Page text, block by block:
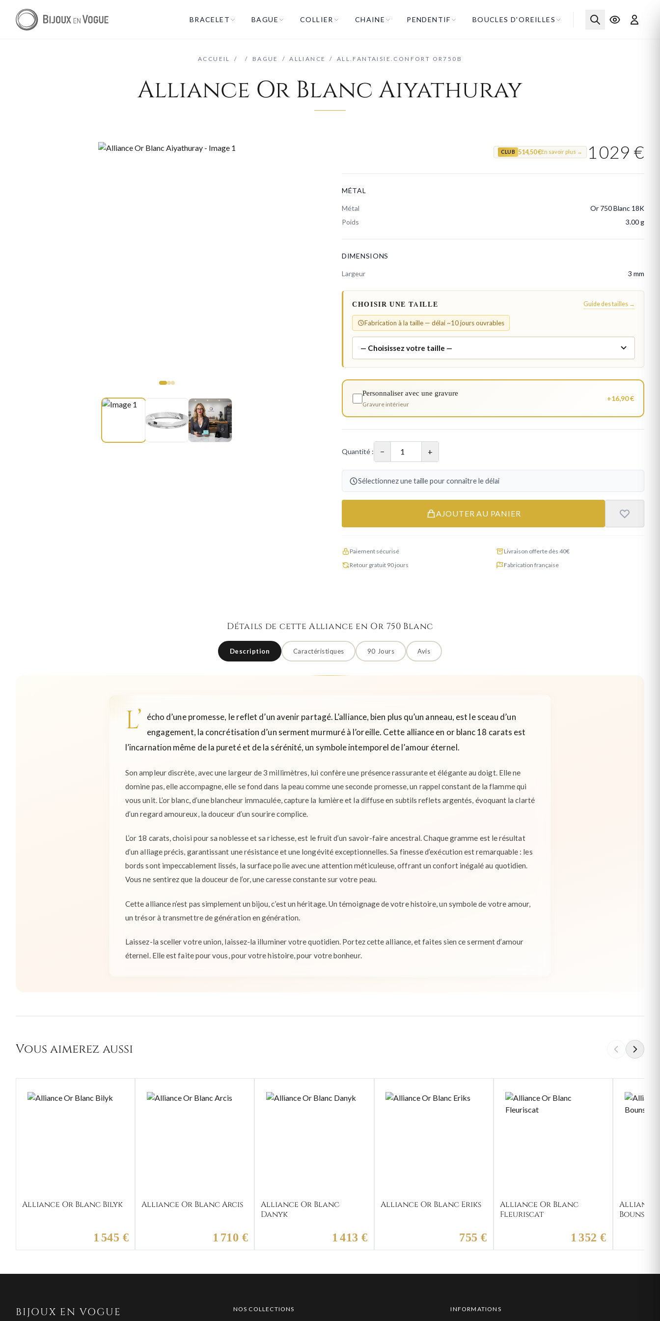
BRACELET BAGUE COLLIER CHAINE PENDENTIF BOUCLES D'OREILLES
ACCUEIL / / BAGUE / ALLIANCE / ALL.FANTAISIE.CONFORT OR750B
Alliance Or Blanc Aiyathuray
CLUB 514,50 €En savoir plus → 1 029 €
MÉTAL
Métal
Or 750 Blanc 18K
Poids
3.00 g
DIMENSIONS
Largeur 3 mm
CHOISIR UNE TAILLE Guide des tailles →
Fabrication à la taille — délai ~10 jours ouvrables
Personnaliser avec une gravure
Gravure intérieur
+16,90 €
Quantité : − +
Sélectionnez une taille pour connaître le délai
AJOUTER AU PANIER
Paiement sécurisé
Livraison offerte dès 40€
Retour gratuit 90 jours
Fabrication française
Détails de cette Alliance en Or 750 Blanc
Description Caractéristiques 90 Jours Avis
L’
écho d’une promesse, le reflet d’un avenir partagé. L’alliance, bien plus qu’un anneau, est le sceau d’un
engagement, la concrétisation d’un serment murmuré à l’oreille. Cette alliance en or blanc 18 carats est
l’incarnation même de la pureté et de la sérénité, un symbole intemporel de l’amour éternel.
Son ampleur discrète, avec une largeur de 3 millimètres, lui confère une présence rassurante et élégante au doigt. Elle ne
domine pas, elle accompagne, elle se fond dans la peau comme une seconde promesse, un rappel constant de la flamme qui
vous unit. L’or blanc, d’une blancheur immaculée, capture la lumière et la diffuse en subtils reflets argentés, évoquant la clarté
d’un regard amoureux, la douceur d’un sourire complice.
L’or 18 carats, choisi pour sa noblesse et sa richesse, est le fruit d’un savoir-faire ancestral. Chaque gramme est le résultat
d’un alliage précis, garantissant une résistance et une longévité exceptionnelles. Sa finesse d’exécution est remarquable : les
bords sont impeccablement lissés, la surface polie avec une attention méticuleuse, offrant un confort inégalé au quotidien.
Vous ne sentirez que la douceur de l’or, une caresse constante sur votre peau.
Cette alliance n’est pas simplement un bijou, c’est un héritage. Un témoignage de votre histoire, un symbole de votre amour,
un trésor à transmettre de génération en génération.
Laissez-la sceller votre union, laissez-la illuminer votre quotidien. Portez cette alliance, et faites sien ce serment d’amour
éternel. Elle est faite pour vous, pour votre histoire, pour votre bonheur.
Vous aimerez aussi
Alliance Or Blanc Bilyk
1 545 €
Alliance Or Blanc Arcis
1 710 €
Alliance Or Blanc
Danyk
1 413 €
Alliance Or Blanc Eriks
755 €
Alliance Or Blanc
Fleuriscat
1 352 €
Alliance
BIJOUX EN VOGUE NOS COLLECTIONS INFORMATIONS